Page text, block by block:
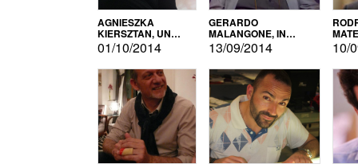
AGNIESZKA
KIERSZTAN, UN
MODELLO DI
AUTOPRODUZIONE
01/10/2014
GERARDO
MALANGONE, IN
GIURIA PER IL
CONCORSO
LETTERARIO
13/09/2014 10/